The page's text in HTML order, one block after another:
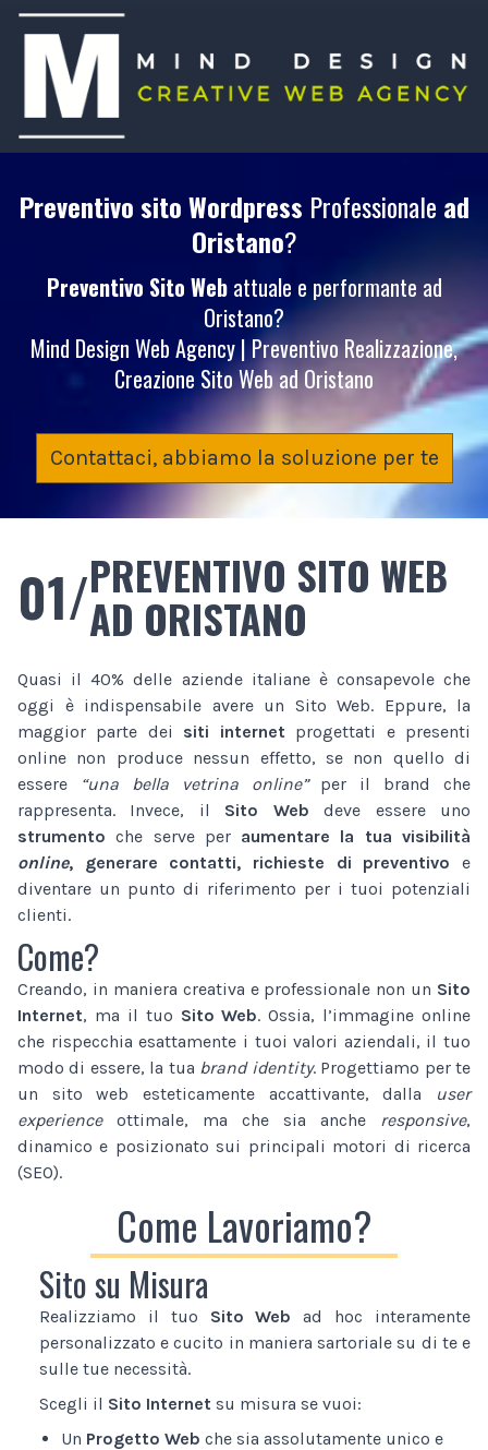
Preventivo sito Wordpress Professionale ad
Oristano?
Preventivo Sito Webattuale e performante ad
Oristano?
Mind Design Web Agency | Preventivo Realizzazione,
Creazione Sito Web ad Oristano
Contattaci, abbiamo la soluzione per te
01/PREVENTIVO SITO WEB
AD ORISTANO
Quasi il 40% delle aziende italiane è consapevole che
oggi è indispensabile avere un Sito Web. Eppure, la
maggior parte dei siti internet progettati e presenti
online non produce nessun effetto, se non quello di
essere
“una bella vetrina online”per il brand che
rappresenta. Invece, il Sito Web deve essere uno
strumento che serve per aumentare la tua visibilità
online, generare contatti, richieste di preventivo e
diventare un punto di riferimento per i tuoi potenziali
clienti.
Come?
Creando, in maniera creativa e professionale non un Sito
Internet, ma il tuo Sito Web. Ossia, l’immagine online
che rispecchia esattamente i tuoi valori aziendali, il tuo
modo di essere, la tua brand identity. Progettiamo per te
un sito web esteticamente accattivante, dalla
user
experienceottimale, ma che sia anche responsive,
dinamico e posizionato sui principali motori di ricerca
(SEO).
Come Lavoriamo?
Sito su Misura
Realizziamo il tuo Sito Web ad hoc interamente
personalizzato e cucito in maniera sartoriale su di te e
sulle tue necessità.
Scegli il Sito Internet su misura se vuoi:
Un Progetto Web che sia assolutamente unico e